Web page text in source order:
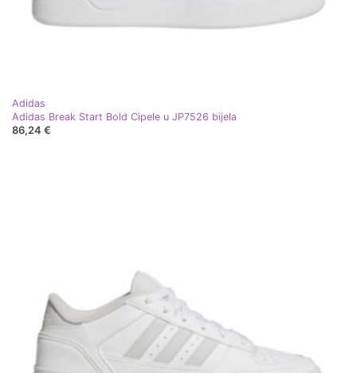
Adidas
Adidas Break Start Bold Cipele u JP7526 bijela
86,24 €